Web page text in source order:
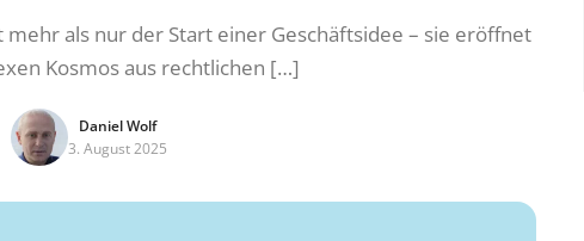
als nur der Start einer Geschäftsidee – sie eröffnet
Kosmos aus rechtlichen […]
Daniel Wolf
3. August 2025